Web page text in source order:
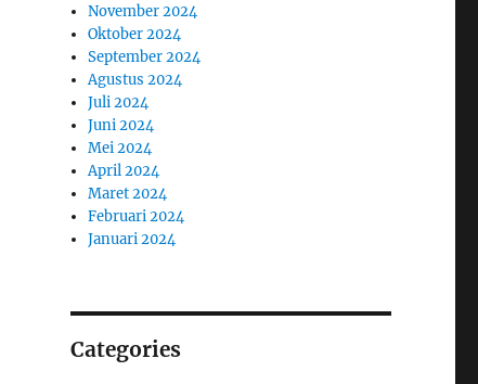
November 2024
Oktober 2024
September 2024
Agustus 2024
Juli 2024
Juni 2024
Mei 2024
April 2024
Maret 2024
Februari 2024
Januari 2024
Categories